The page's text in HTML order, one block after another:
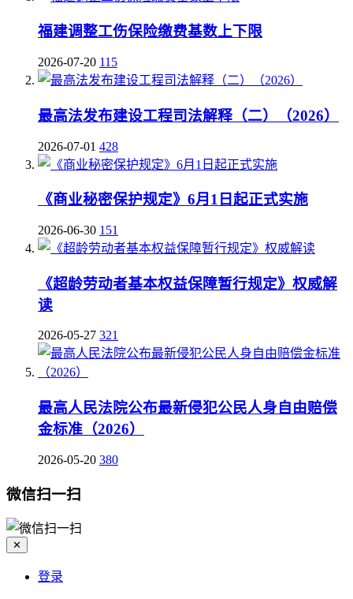
福建调整工伤保险缴费基数上下限
2026-07-20 115
最高法发布建设工程司法解释（二）（2026）
2026-07-01 428
《商业秘密保护规定》6月1日起正式实施
2026-06-30 151
《超龄劳动者基本权益保障暂行规定》权威解
读
2026-05-27 321
最高人民法院公布最新侵犯公民人身自由赔偿
金标准（2026）
2026-05-20 380
微信扫一扫
✕
登录